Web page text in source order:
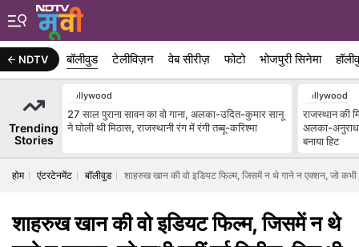
NDTV बॉलीवुड टेलीविज़न वेब सीरीज़ फोटो भोजपुरी सिनेमा
Trending
Stories
Bollywood
27 साल पुराना सावन का वो गाना, अलका-उदित-कुमार सानू
ने घोली थी मिठास, राजस्थानी रंग में रंगी तब्बू-करिश्मा
Bollywood
राजस्थान की
अलका-
बनाया हिट
होम एंटरटेनमेंट बॉलीवुड शाहरुख खान की वो इडियट फिल्म, जिसमें न थे गाने न एक्शन, जो कभी
शाहरुख खान की वो इडियट फिल्म, जिसमें न थे